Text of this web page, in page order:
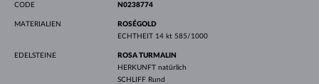
CODE N0238774
MATERIALIEN
ROSÉGOLD
ECHTHEIT 14 kt 585/1000
EDELSTEINE
ROSA TURMALIN
HERKUNFT natürlich
SCHLIFF Rund